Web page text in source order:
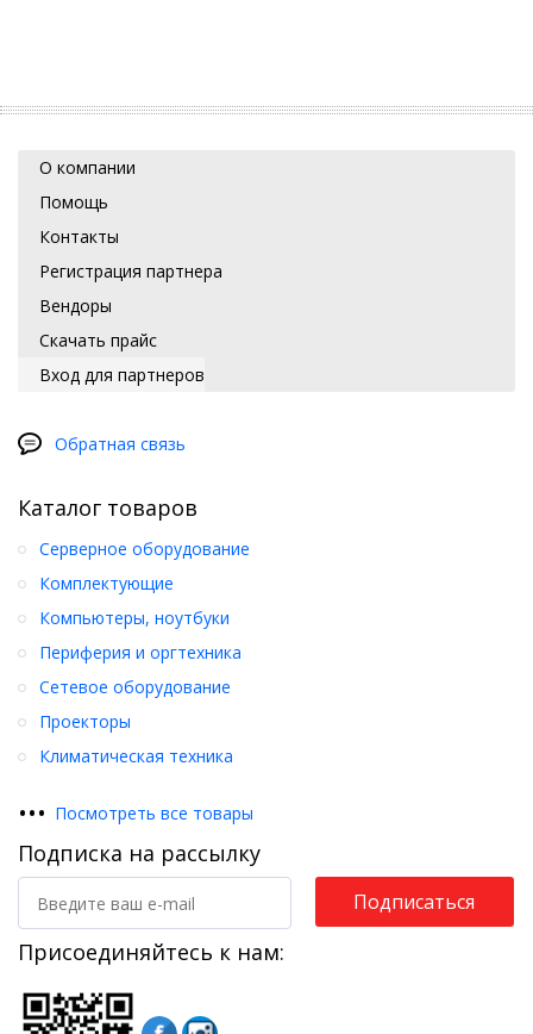
О компании
Помощь
Контакты
Регистрация партнера
Вендоры
Скачать прайс
Вход для партнеров
Обратная связь
Каталог товаров
Серверное оборудование
Комплектующие
Компьютеры, ноутбуки
Периферия и оргтехника
Сетевое оборудование
Проекторы
Климатическая техника
••• Посмотреть все товары
Подписка на рассылку
Подписаться
Присоединяйтесь к нам: